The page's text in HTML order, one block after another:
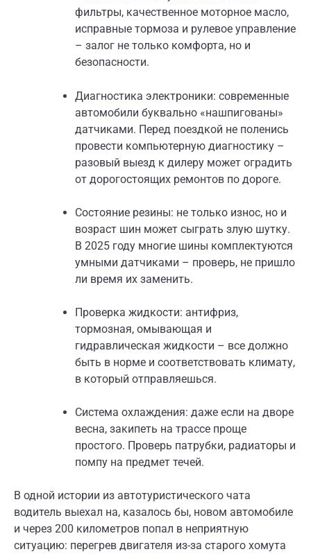
фильтры, качественное моторное масло,
исправные тормоза и рулевое управление
– залог не только комфорта, но и
безопасности.
Диагностика электроники: современные
автомобили буквально «нашпигованы»
датчиками. Перед поездкой не поленись
провести компьютерную диагностику –
разовый выезд к дилеру может оградить
от дорогостоящих ремонтов по дороге.
Состояние резины: не только износ, но и
возраст шин может сыграть злую шутку.
В 2025 году многие шины комплектуются
умными датчиками – проверь, не пришло
ли время их заменить.
Проверка жидкости: антифриз,
тормозная, омывающая и
гидравлическая жидкости – все должно
быть в норме и соответствовать климату,
в который отправляешься.
Система охлаждения: даже если на дворе
весна, закипеть на трассе проще
простого. Проверь патрубки, радиаторы и
помпу на предмет течей.
В одной истории из автотуристического чата
водитель выехал на, казалось бы, новом автомобиле
и через 200 километров попал в неприятную
ситуацию: перегрев двигателя из-за старого хомута